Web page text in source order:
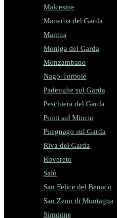
Malcesine
Manerba del Garda
Mantua
Moniga del Garda
Monzambano
Nago-Torbole
Padenghe sul Garda
Peschiera del Garda
Ponti sul Mincio
Puegnago sul Garda
Riva del Garda
Rovereto
Salò
San Felice del Benaco
San Zeno di Montagna
Sirmione